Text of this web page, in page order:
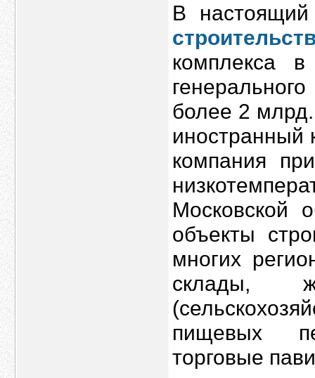
В
комплекса
более 2
иностранный
компания
Московской
объекты
многих
склады,
пищевых
торговые